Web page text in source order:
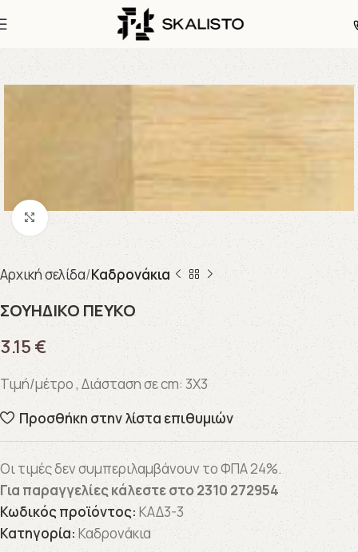
Click to enlarge
Αρχική σελίδα Καδρονάκια
ΣΟΥΗΔΙΚΟ ΠΕΥΚΟ
3.15€
Τιμή/μέτρο , Διάσταση σε cm: 3X3
Προσθήκη στην λίστα επιθυμιών
Οι τιμές δεν συμπεριλαμβάνουν το ΦΠΑ 24%.
Για παραγγελίες κάλεστε στο 2310 272954
Κωδικός προϊόντος: ΚΑΔ3-3
Κατηγορία:Καδρονάκια